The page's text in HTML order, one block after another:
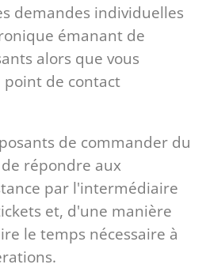
demandes individuelles
émanant de
alors que vous
de contact
de commander du
répondre aux
par l'intermédiaire
et, d'une manière
le temps nécessaire à